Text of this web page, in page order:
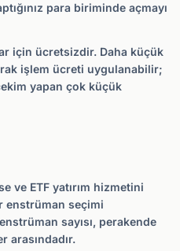
para biriminde açmayı
için ücretsizdir. Daha küçük
işlem ücreti uygulanabilir;
yapan çok küçük
ve ETF yatırım hizmetini
enstrüman seçimi
sayısı, perakende
arasındadır.